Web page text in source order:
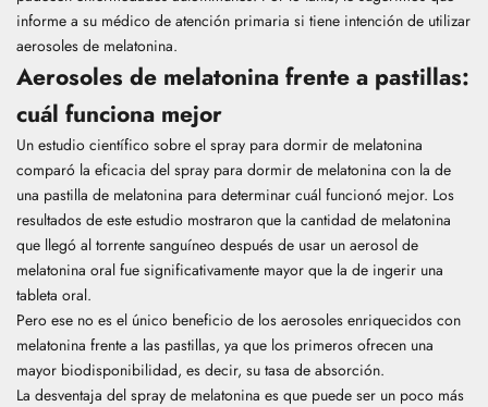
informe a su médico de atención primaria si tiene intención de utilizar
aerosoles de melatonina.
Aerosoles de melatonina frente a pastillas:
cuál funciona mejor
Un estudio científico sobre el spray para dormir de melatonina
comparó la eficacia del spray para dormir de melatonina con la de
una pastilla de melatonina para determinar cuál funcionó mejor. Los
resultados de este estudio mostraron que la cantidad de melatonina
que llegó al torrente sanguíneo después de usar un aerosol de
melatonina oral fue significativamente mayor que la de ingerir una
tableta oral.
Pero ese no es el único beneficio de los aerosoles enriquecidos con
melatonina frente a las pastillas, ya que los primeros ofrecen una
mayor biodisponibilidad, es decir, su tasa de absorción.
La desventaja del spray de melatonina es que puede ser un poco más